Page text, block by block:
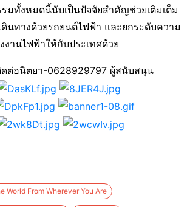
มทั้งหมดนี้นับเป็นปัจจัยสำคัญช่วยเติมเต็ม
นทางด้วยรถยนต์ไฟฟ้า และยกระดับความ
านไฟฟ้าให้กับประเทศด้วย
ต่อนิตยา-0628929797 ผู้สนับสนุน
World From Wherever You Are